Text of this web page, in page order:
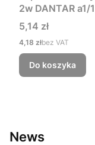
2w DANTAR a1/
Cena
5,14 zł
Cena
4,18 złbez VAT
Do koszyka
News